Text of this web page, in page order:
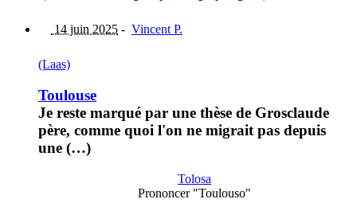
14 juin 2025 - Vincent P.
(Laas)
Toulouse
Je reste marqué par une thèse de Grosclaude
père, comme quoi l'on ne migrait pas depuis
une (…)
Tolosa
Prononcer "Toulouso"